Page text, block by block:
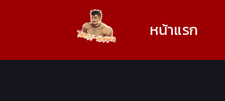
หน้าแรก